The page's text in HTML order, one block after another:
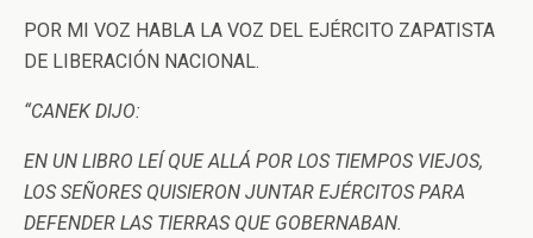
POR MI VOZ HABLA LA VOZ DEL EJÉRCITO ZAPATISTA
DE LIBERACIÓN NACIONAL.
“CANEK DIJO:
EN UN LIBRO LEÍ QUE ALLÁ POR LOS TIEMPOS VIEJOS,
LOS SEÑORES QUISIERON JUNTAR EJÉRCITOS PARA
DEFENDER LAS TIERRAS QUE GOBERNABAN.